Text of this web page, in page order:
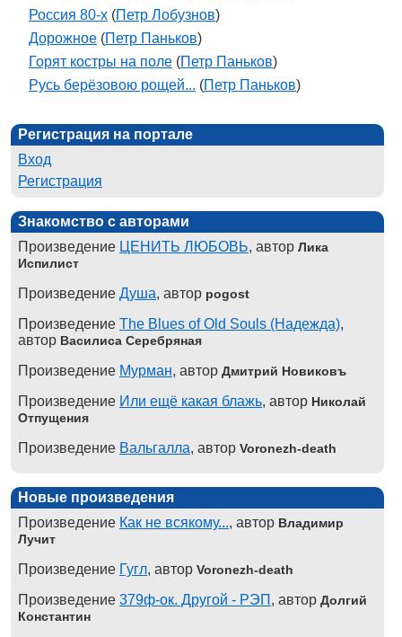
Россия 80-х (Петр Лобузнов)
Дорожное (Петр Паньков)
Горят костры на поле (Петр Паньков)
Русь берёзовою рощей... (Петр Паньков)
Регистрация на портале
Вход
Регистрация
Знакомство с авторами
Произведение ЦЕНИТЬ ЛЮБОВЬ, автор Лика
Испилист
Произведение Душа, автор pogost
Произведение The Blues of Old Souls (Надежда),
автор Василиса Серебряная
Произведение Мурман, автор Дмитрий Новиковъ
Произведение Или ещё какая блажь, автор Николай
Отпущения
Произведение Вальгалла, автор Voronezh-death
Новые произведения
Произведение Как не всякому..., автор Владимир
Лучит
Произведение Гугл, автор Voronezh-death
Произведение 379ф-ок. Другой - РЭП , автор Долгий
Константин